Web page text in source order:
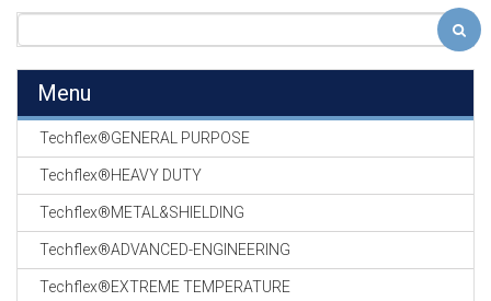
Menu
Techflex®GENERAL PURPOSE
Techflex®HEAVY DUTY
Techflex®METAL&SHIELDING
Techflex®ADVANCED-ENGINEERING
Techflex®EXTREME TEMPERATURE